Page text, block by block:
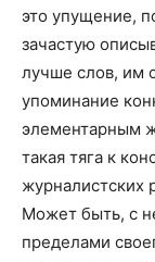
это упущение,
зачастую
лучше слов, им
упоминание
элементарным
такая тяга к
журналистских
Может быть, с
пределами